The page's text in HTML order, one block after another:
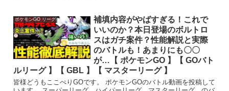
ポケモンGO リーグ
補填内容がやばすぎる！これで
いいのか？本日登場のボルトロ
スはガチ案件？性能解説と実際
のバトルも！あまりにも〇〇
が…【 ポケモンGO 】【 GOバト
ルリーグ 】【 GBL 】【 マスターリーグ 】
皆様どうもここぺりGOです。 ポケモンGOのバトル動画を投稿して